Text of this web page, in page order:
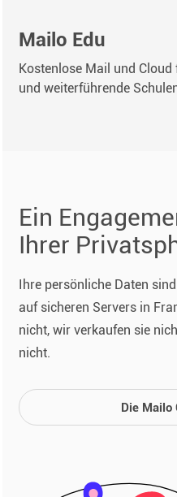
Mailo Edu
Kostenlose Mail und Cloud
und weiterführende
Ein
Ihrer
Ihre persönliche Daten
auf sicheren Servers in
nicht, wir verkaufen sie
nicht.
Die Mailo